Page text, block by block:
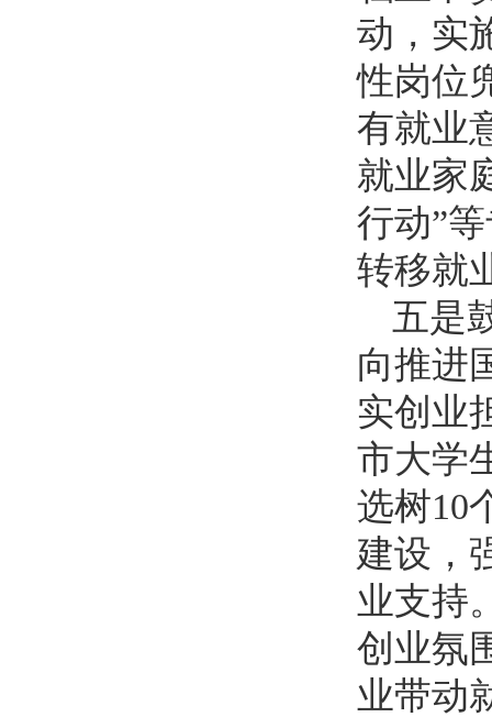
动，实
性岗位
有就业
就业家
行动”
转移就
五是
向推进
实创业
市大学
选树10
建设，
业支持
创业氛
业带动